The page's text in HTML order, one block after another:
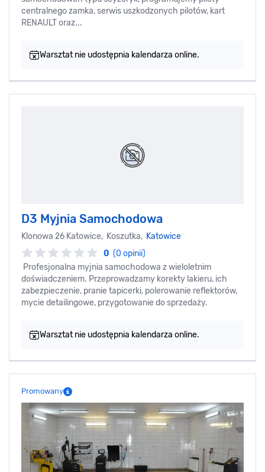
centralnego zamka, serwis uszkodzonych pilotów, kart
RENAULT oraz...
Warsztat nie udostępnia kalendarza online.
D3 Myjnia Samochodowa
Klonowa 26 Katowice, Koszutka, Katowice
0 (0 opinii)
Profesjonalna myjnia samochodowa z wieloletnim
doświadczeniem. Przeprowadzamy korekty lakieru, ich
zabezpieczenie, pranie tapicerki, polerowanie reflektorów,
mycie detailingowe, przygotowanie do sprzedaży.
Warsztat nie udostępnia kalendarza online.
Promowany